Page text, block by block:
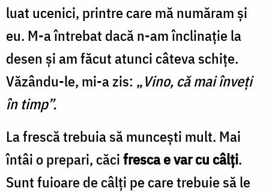
luat ucenici, printre care mă număram și
eu. M-a întrebat dacă n-am înclinație la
desen și am făcut atunci câteva schițe.
Văzându-le, mi-a zis: „Vino, că mai înveți
în timp”.
La frescă trebuia să muncești mult. Mai
întâi o prepari, căcifresca e var cu câlți.
Sunt fuioare de câlți pe care trebuie să le